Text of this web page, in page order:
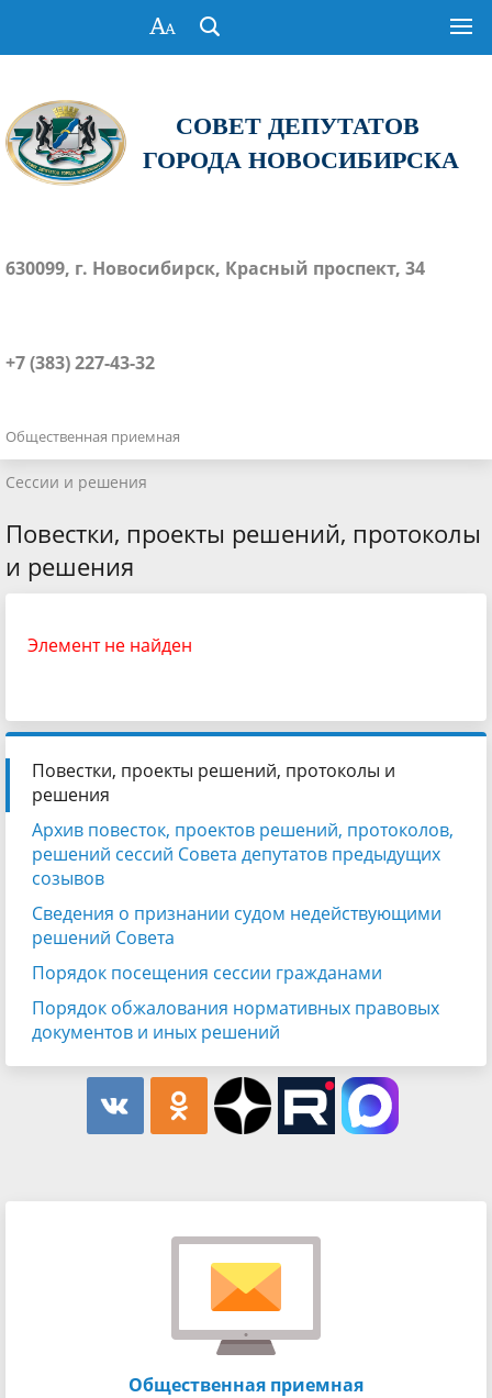
СОВЕТ ДЕПУТАТОВ
ГОРОДА НОВОСИБИРСКА
630099, г. Новосибирск, Красный проспект, 34
+7 (383) 227-43-32
Общественная приемная
Сессии и решения
Повестки, проекты решений, протоколы
и решения
Элемент не найден
Повестки, проекты решений, протоколы и
решения
Архив повесток, проектов решений, протоколов,
решений сессий Совета депутатов предыдущих
созывов
Сведения о признании судом недействующими
решений Совета
Порядок посещения сессии гражданами
Порядок обжалования нормативных правовых
документов и иных решений
Общественная приемная